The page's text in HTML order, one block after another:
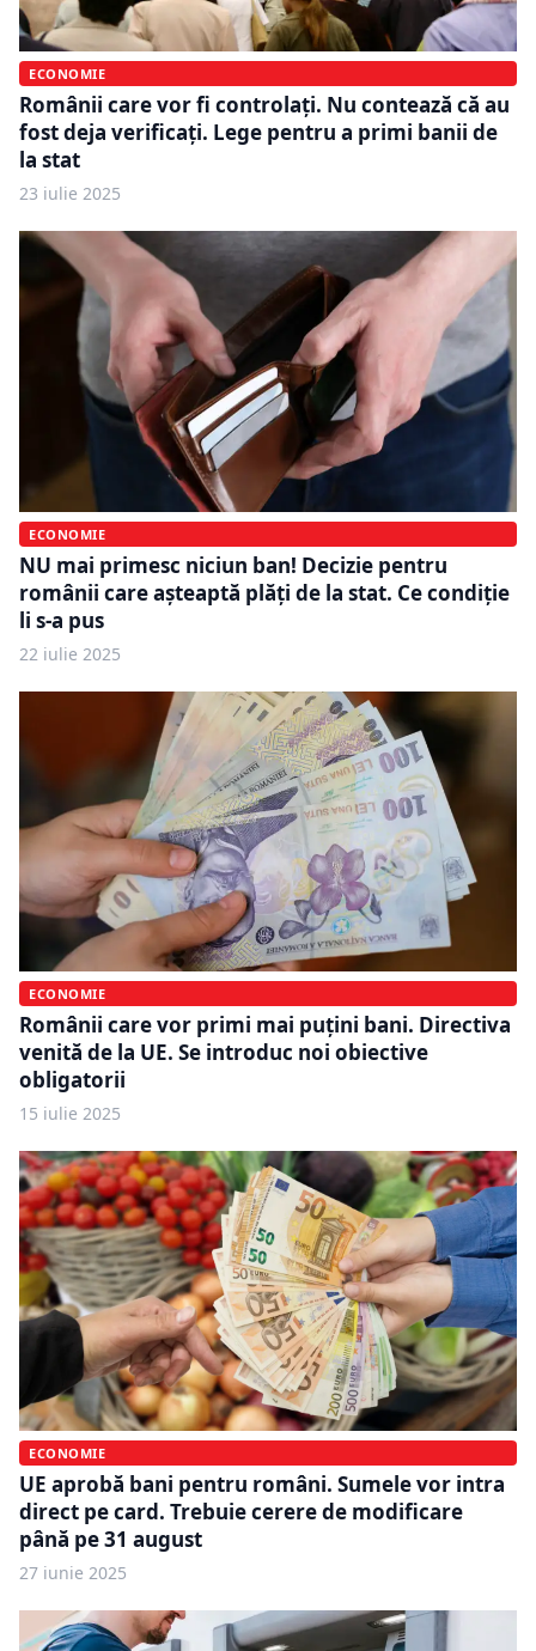
ECONOMIE
Românii care vor fi controlați. Nu contează că au
fost deja verificați. Lege pentru a primi banii de
la stat
23 iulie 2025
ECONOMIE
NU mai primesc niciun ban! Decizie pentru
românii care așteaptă plăți de la stat. Ce condiție
li s-a pus
22 iulie 2025
ECONOMIE
Românii care vor primi mai puțini bani. Directiva
venită de la UE. Se introduc noi obiective
obligatorii
15 iulie 2025
ECONOMIE
UE aprobă bani pentru români. Sumele vor intra
direct pe card. Trebuie cerere de modificare
până pe 31 august
27 iunie 2025